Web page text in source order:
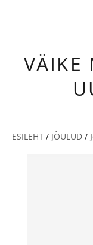
VÄIKE
ESILEHT / JÕULUD /